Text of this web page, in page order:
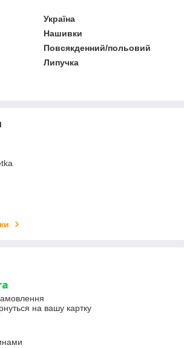
Україна
Нашивки
Повсякденний/польовий
Липучка
на вашу картку